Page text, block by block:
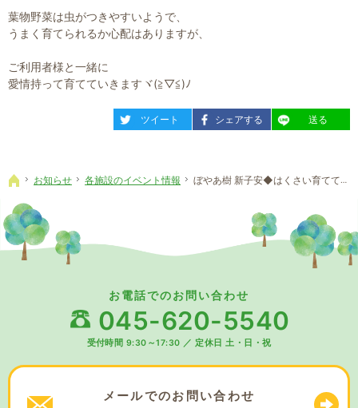
葉物野菜は虫がつきやすいようで、
うまく育てられるか心配はありますが、
ご利用者様と一緒に
愛情持って育てていきますヾ(≧▽≦)ﾉ
entry1087
ツイート entry1087
シェアする entry1087
送る
ホーム
お知らせ 各施設のイベント情報 ぼやあ樹 新子安◆はくさい育ててます♪①
お電話でのお問い合わせ
045-620-5540
受付時間 9:30～17:30 ／ 定休日 土・日・祝
メールでのお問い合わせ